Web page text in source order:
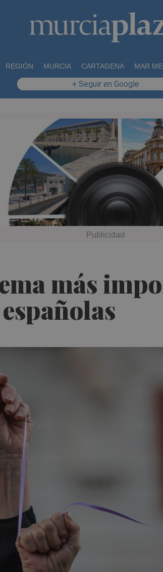
REGIÓN MURCIA CARTAGENA MAR
+ Seguir en Google
más